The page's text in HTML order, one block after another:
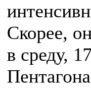
Скорее,
в среду,